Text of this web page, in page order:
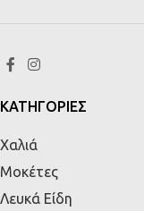
ΚΑΤΗΓΟΡΙΕΣ
Χαλιά
Μοκέτες
Λευκά Είδη